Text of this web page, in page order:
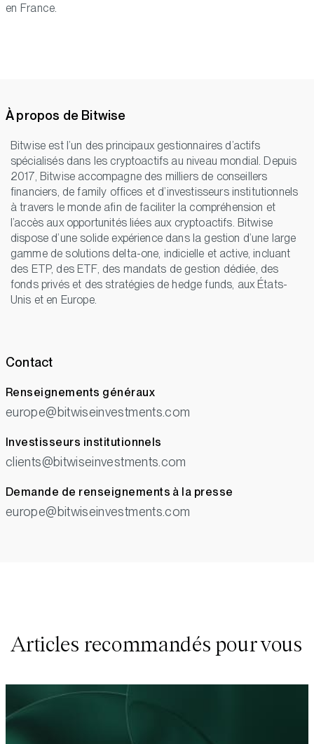
en France.
À propos de Bitwise
Bitwise est l’un des principaux gestionnaires d’actifs
spécialisés dans les cryptoactifs au niveau mondial. Depuis
2017, Bitwise accompagne des milliers de conseillers
financiers, de family offices et d’investisseurs institutionnels
à travers le monde afin de faciliter la compréhension et
l’accès aux opportunités liées aux cryptoactifs. Bitwise
dispose d’une solide expérience dans la gestion d’une large
gamme de solutions delta-one, indicielle et active, incluant
des ETP, des ETF, des mandats de gestion dédiée, des
fonds privés et des stratégies de hedge funds, aux États-
Unis et en Europe.
Contact
Renseignements généraux
europe@bitwiseinvestments.com
Investisseurs institutionnels
clients@bitwiseinvestments.com
Demande de renseignements à la presse
europe@bitwiseinvestments.com
Articles recommandés pour vous